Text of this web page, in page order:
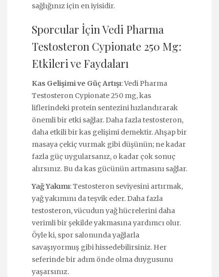
sağlığınız için en iyisidir.
Sporcular İçin Vedi Pharma
Testosteron Cypionate 250 Mg:
Etkileri ve Faydaları
Kas Gelişimi ve Güç Artışı: Vedi Pharma
Testosteron Cypionate 250 mg, kas
liflerindeki protein sentezini hızlandırarak
önemli bir etki sağlar. Daha fazla testosteron,
daha etkili bir kas gelişimi demektir. Ahşap bir
masaya çekiç vurmak gibi düşünün; ne kadar
fazla güç uygularsanız, o kadar çok sonuç
alırsınız. Bu da kas gücünün artmasını sağlar.
Yağ Yakımı: Testosteron seviyesini artırmak,
yağ yakımını da teşvik eder. Daha fazla
testosteron, vücudun yağ hücrelerini daha
verimli bir şekilde yakmasına yardımcı olur.
Öyle ki, spor salonunda yağlarla
savaşıyormuş gibi hissedebilirsiniz. Her
seferinde bir adım önde olma duygusunu
yaşarsınız.